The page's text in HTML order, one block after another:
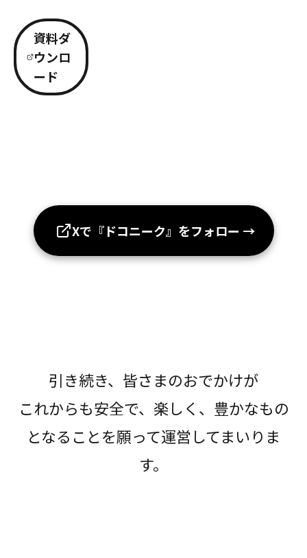
資料ダ
ウンロ
ード
Xで『ドコニーク』をフォロー →
引き続き、皆さまのおでかけが
これからも安全で、楽しく、豊かなもの
となることを願って運営してまいりま
す。